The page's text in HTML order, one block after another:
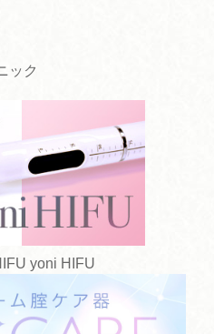
ック
yoni HIFU